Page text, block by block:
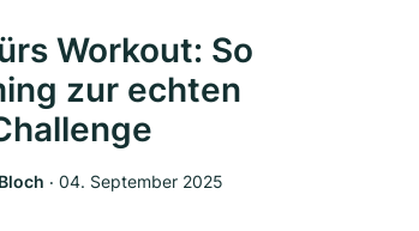
Workout: So
zur echten
‧ 04. September 2025